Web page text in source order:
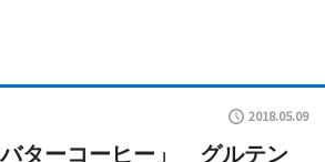
2018.05.09
ターコーヒー」 グルテン